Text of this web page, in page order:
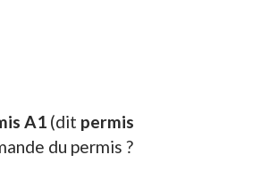
A1 (dit permis
du permis ?